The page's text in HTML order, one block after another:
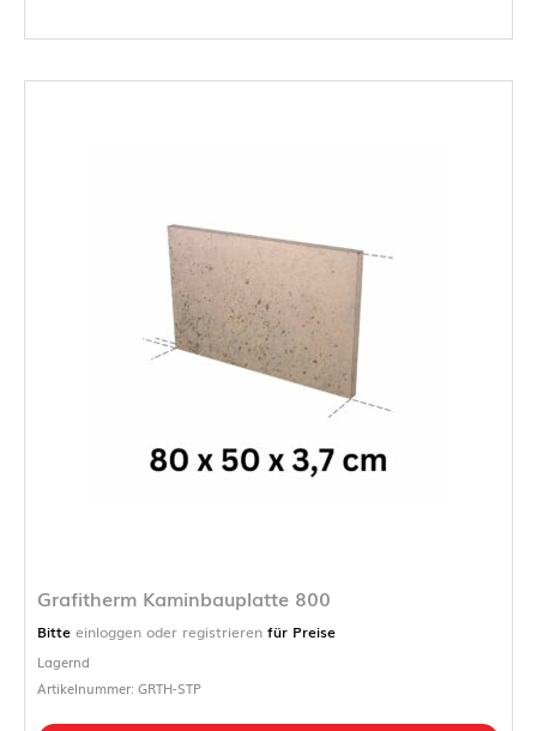
Grafitherm Kaminbauplatte 800
Bitte einloggen oder registrieren für Preise
Lagernd
Artikelnummer: GRTH-STP